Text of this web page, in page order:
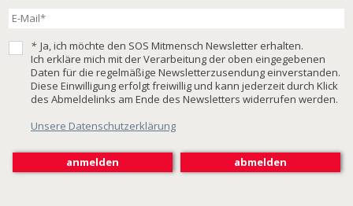
* Ja, ich möchte den SOS Mitmensch Newsletter erhalten.
Ich erkläre mich mit der Verarbeitung der oben eingegebenen
Daten für die regelmäßige Newsletterzusendung einverstanden.
Diese Einwilligung erfolgt freiwillig und kann jederzeit durch Klick
des Abmeldelinks am Ende des Newsletters widerrufen werden.
Unsere Datenschutzerklärung